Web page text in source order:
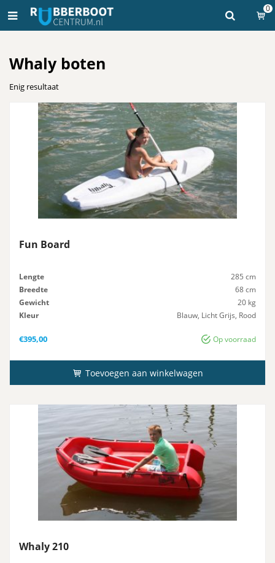
0
Whaly boten
Enig resultaat
Fun Board
Lengte
285 cm
Breedte
68 cm
Gewicht
20 kg
Kleur
Blauw, Licht Grijs, Rood
Op voorraad
€395,00
Toevoegen aan winkelwagen
Whaly 210